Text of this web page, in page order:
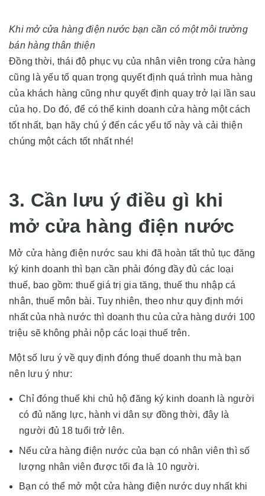
Khi mở cửa hàng điện nước bạn cần có một môi trường
bán hàng thân thiện
Đồng thời, thái độ phục vụ của nhân viên trong cửa hàng
cũng là yếu tố quan trọng quyết định quá trình mua hàng
của khách hàng cũng như quyết định quay trở lại lần sau
của họ. Do đó, để có thể kinh doanh cửa hàng một cách
tốt nhất, bạn hãy chú ý đến các yếu tố này và cải thiện
chúng một cách tốt nhất nhé!
3. Cần lưu ý điều gì khi
mở cửa hàng điện nước
Mở cửa hàng điện nước sau khi đã hoàn tất thủ tục đăng
ký kinh doanh thì bạn cần phải đóng đầy đủ các loại
thuế, bao gồm: thuế giá trị gia tăng, thuế thu nhập cá
nhân, thuế môn bài. Tuy nhiên, theo như quy định mới
nhất của nhà nước thì doanh thu của cửa hàng dưới 100
triệu sẽ không phải nộp các loại thuế trên.
Một số lưu ý về quy định đóng thuế doanh thu mà bạn
nên lưu ý như:
Chỉ đóng thuế khi chủ hộ đăng ký kinh doanh là người
có đủ năng lực, hành vi dân sự đồng thời, đây là
người đủ 18 tuổi trở lên.
Nếu cửa hàng điện nước của bạn có nhân viên thì số
lượng nhân viên được tối đa là 10 người.
Bạn có thể mở một cửa hàng điện nước duy nhất khi